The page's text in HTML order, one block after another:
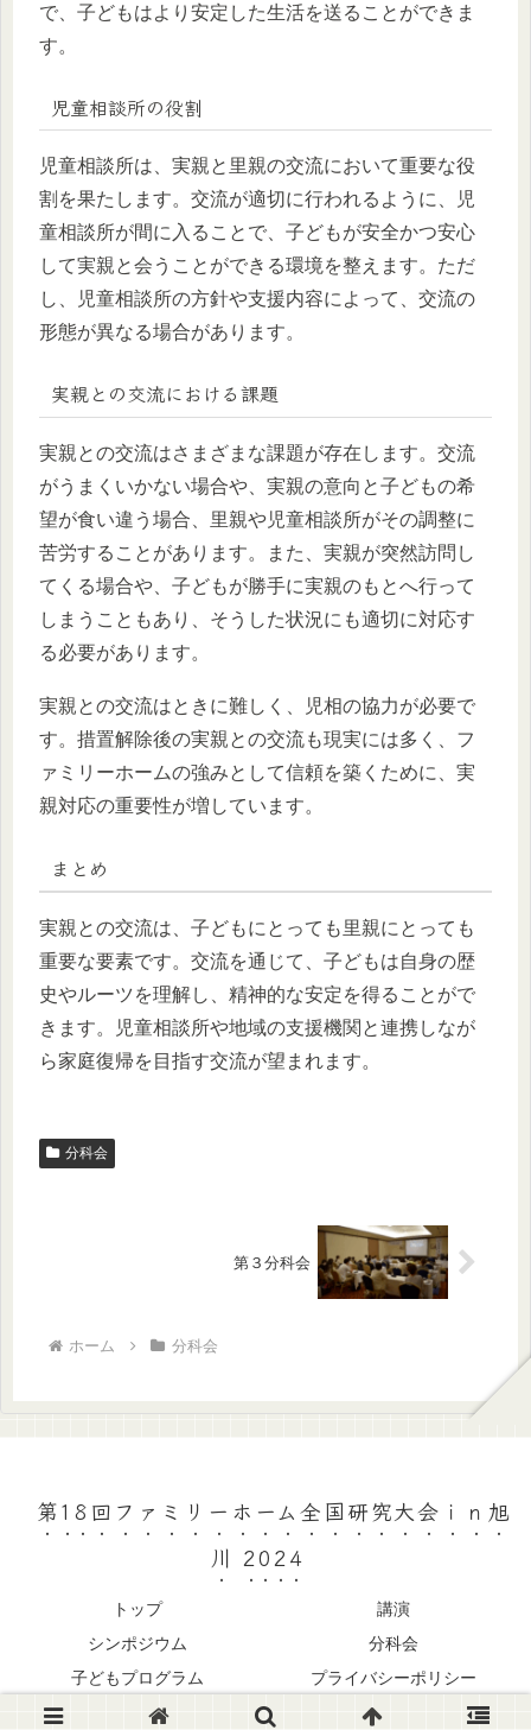
で、子どもはより安定した生活を送ることができま
す。
児童相談所の役割
児童相談所は、実親と里親の交流において重要な役
割を果たします。交流が適切に行われるように、児
童相談所が間に入ることで、子どもが安全かつ安心
して実親と会うことができる環境を整えます。ただ
し、児童相談所の方針や支援内容によって、交流の
形態が異なる場合があります。
実親との交流における課題
実親との交流はさまざまな課題が存在します。交流
がうまくいかない場合や、実親の意向と子どもの希
望が食い違う場合、里親や児童相談所がその調整に
苦労することがあります。また、実親が突然訪問し
てくる場合や、子どもが勝手に実親のもとへ行って
しまうこともあり、そうした状況にも適切に対応す
る必要があります。
実親との交流はときに難しく、児相の協力が必要で
す。措置解除後の実親との交流も現実には多く、フ
ァミリーホームの強みとして信頼を築くために、実
親対応の重要性が増しています。
まとめ
実親との交流は、子どもにとっても里親にとっても
重要な要素です。交流を通じて、子どもは自身の歴
史やルーツを理解し、精神的な安定を得ることがで
きます。児童相談所や地域の支援機関と連携しなが
ら家庭復帰を目指す交流が望まれます。
分科会
第３分科会
ホーム 分科会
第18回ファミリーホーム全国研究大会ｉｎ旭
川 2024
トップ
講演
シンポジウム
分科会
子どもプログラム
プライバシーポリシー
© 2024 第18回ファミリーホーム全国研究大会ｉｎ旭川 2024.